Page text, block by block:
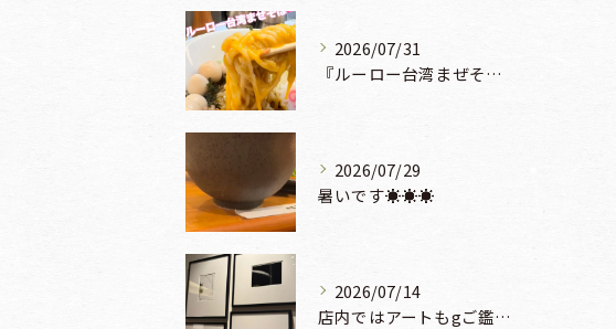
2026/07/31
『ルーロー台湾まぜそば』930円🍜🫧
2026/07/29
暑いです☀️☀️☀️
2026/07/14
店内ではアートもgご鑑賞いただけます♡♡♡